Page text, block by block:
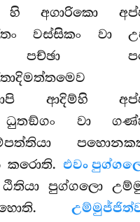
අගාරිකො
වස්සිකං වා
ආදිම්හි
ධුතඞ්ගං වා
කරොති. එවං
ඨිතියා පුග්ගලො